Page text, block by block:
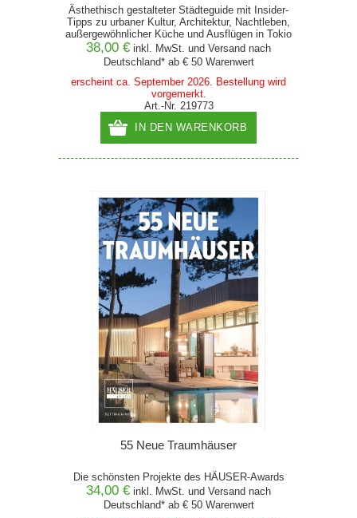
Ästhethisch gestalteter Städteguide mit Insider-
Tipps zu urbaner Kultur, Architektur, Nachtleben,
außergewöhnlicher Küche und Ausflügen in Tokio
38,00 € inkl. MwSt. und Versand nach
Deutschland* ab € 50 Warenwert
erscheint ca. September 2026. Bestellung wird
vorgemerkt.
Art.-Nr. 219773
IN DEN WARENKORB
55 Neue Traumhäuser
Die schönsten Projekte des HÄUSER-Awards
34,00 € inkl. MwSt. und Versand nach
Deutschland* ab € 50 Warenwert